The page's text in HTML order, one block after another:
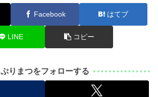
Facebook はてブ
LINE コピー
ぷりまつをフォローする